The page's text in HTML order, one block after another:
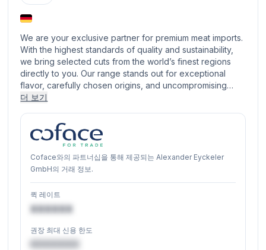
We are your exclusive partner for premium meat imports.
With the highest standards of quality and sustainability,
we bring selected cuts from the world’s finest regions
directly to you. Our range stands out for exceptional
flavor, carefully chosen origins, and uncompromising…
더 보기
Coface와의 파트너십을 통해 제공되는 Alexander Eyckeler
GmbH의 거래 정보.
퀵 레이트
XXXXXX
권장 최대 신용 한도